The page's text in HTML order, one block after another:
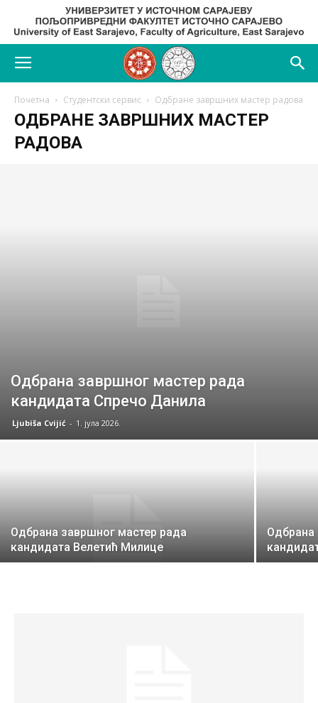
Почетна Студентски сервис Одбране завршних мастер радова
ОДБРАНЕ ЗАВРШНИХ МАСТЕР
РАДОВА
Одбрана завршног мастер рада
кандидата Спречо Данила
Ljubiša Cvijić - 1. јула 2026.
Одбрана завршног мастер рада
кандидата Велетић Милице
Одбрана